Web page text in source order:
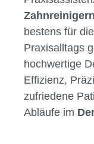
Zahnstein
Glättung
Ob du als